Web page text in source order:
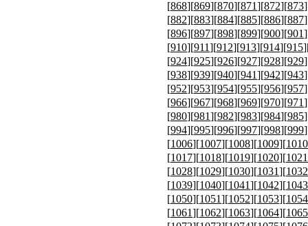
[868][869][870][871][872][873
[882][883][884][885][886][887
[896][897][898][899][900][901
[910][911][912][913][914][915
[924][925][926][927][928][929
[938][939][940][941][942][943
[952][953][954][955][956][957
[966][967][968][969][970][971
[980][981][982][983][984][985
[994][995][996][997][998][999
[1006][1007][1008][1009][1010
[1017][1018][1019][1020][1021
[1028][1029][1030][1031][1032
[1039][1040][1041][1042][1043
[1050][1051][1052][1053][1054
[1061][1062][1063][1064][1065